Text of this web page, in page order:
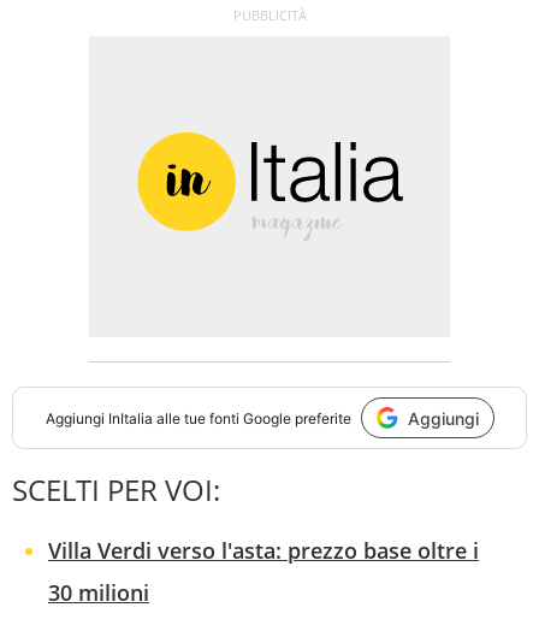
Aggiungi InItalia alle tue fonti Google preferite Aggiungi
SCELTI PER VOI:
Villa Verdi verso l'asta: prezzo base oltre i
30 milioni